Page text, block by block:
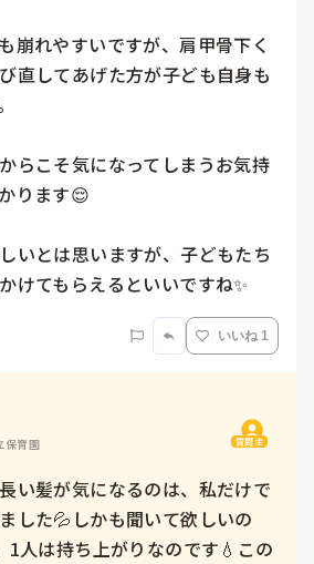
崩れやすいですが、肩甲骨下く
直してあげた方が子ども自身も
らこそ気になってしまうお気持
ります😌
いとは思いますが、子どもたち
けてもらえるといいですね✨
いいね 1
保育園 質問主
い髪が気になるのは、私だけで
した💦しかも聞いて欲しいの
1人は持ち上がりなのです💧この